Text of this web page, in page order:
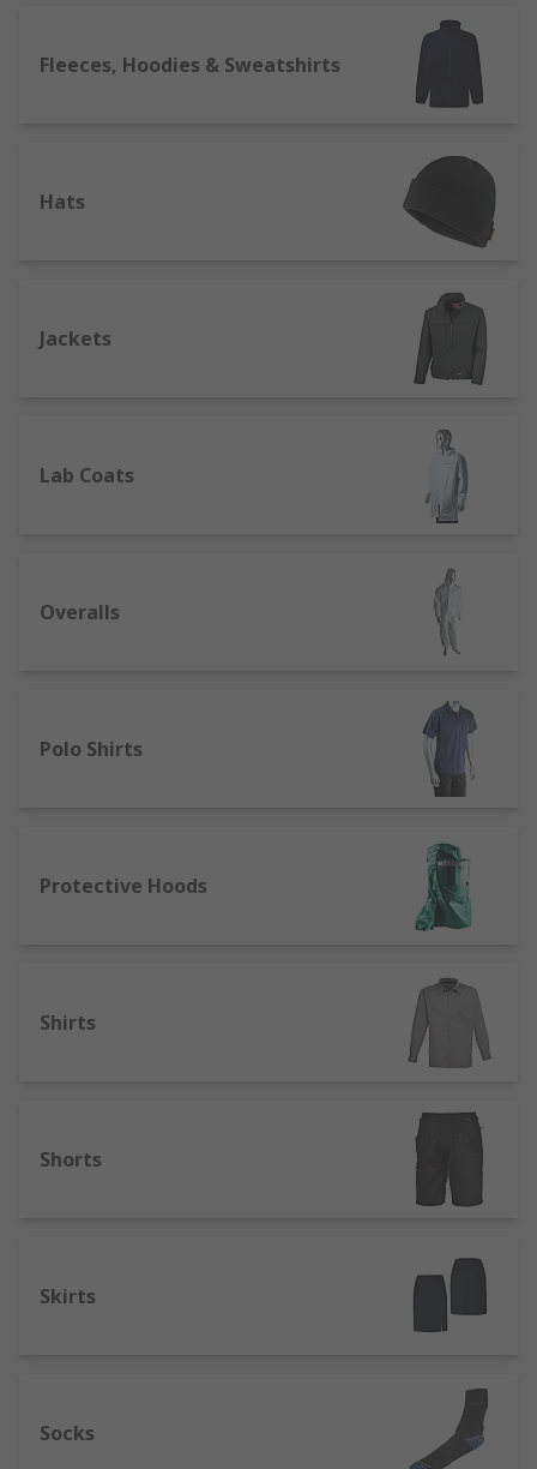
wear. We support engineers all over the world,
distributing products to customers in over 160
countries, who know they can rely on our product
Fleeces, Hoodies & Sweatshirts
Hats
Jackets
Lab Coats
Overalls
Polo Shirts
Protective Hoods
Shirts
Shorts
Skirts
Socks